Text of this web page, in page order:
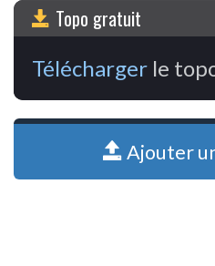
Topo gratuit
Télécharger le
Ajouter